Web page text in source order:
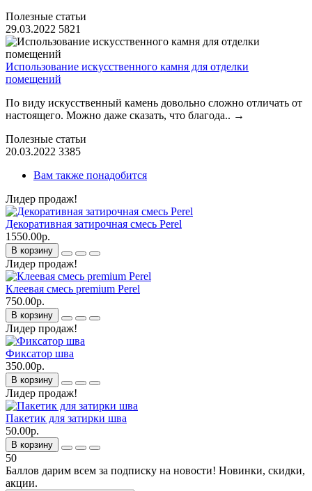
Полезные статьи
29.03.2022 5821
Использование искусственного камня для отделки
помещений
По виду искусственный камень довольно сложно отличать от
настоящего. Можно даже сказать, что благода.. →
Полезные статьи
20.03.2022 3385
Вам также понадобится
Лидер продаж!
Декоративная затирочная смесь Perel
1550.00р.
В корзину
Лидер продаж!
Клеевая смесь premium Perel
750.00р.
В корзину
Лидер продаж!
Фиксатор шва
350.00р.
В корзину
Лидер продаж!
Пакетик для затирки шва
50.00р.
В корзину
50
Баллов дарим всем за подписку на новости! Новинки, скидки,
акции.